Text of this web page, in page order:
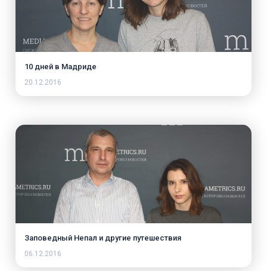
10 дней в Мадриде
20.12.2016
Заповедный Непал и другие путешествия
06.12.2016